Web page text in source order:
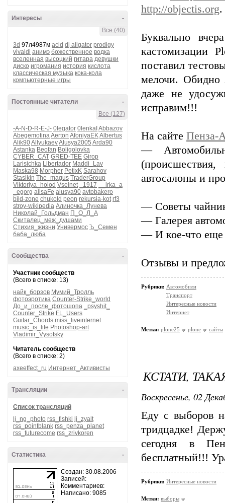
-
Интересы
Все (40)
3d 97л4987м acid dj aligator prodigy
vivaldi анимэ божественное водка
вселенная высоцкий гитара девушки
диско игромания история кислота
классическая музыка кока-кола
компьютерные игры
-
Постоянные читатели
Все (127)
-A-N-D-R-E-J- 0legator 0lenkaI Abbazov
AbegemotinaAerton AfoniyaEKAlbertus
Alik90AllyukaevAlusya2005 Arda90
Astanka Beofan Boligolovka
CYBER_CAT GRED-TEE Girop
Larisichka Libertador Maddi_Lav
Maska98 Morpher PetixK Sarahov
Stasikin The_magus TraderGroup
Viktoriya_holod Vseinet _1917
__irka_a
_egorg alisaFe alusya90 avtobakero
bild-zone chukold peon rekursia-kot rf3
stroy-wikipedia Алиночка_Лунева
Николай_Гольдман П_О_Л_А
Скиталец_меж_душами
Стихия_жизни Универмос Ъ_Семен
баба_люба
-
Сообщества
Участник сообществ
(Всего в списке: 13)
найк_борзов Мумий_Тролль
фотоэротика Counter-Strike_world
До_и_после_фотошопа
_psyshit_
Counter_Strike FL_Users
Guitar_Chords miss_liveinternet
music_is_life Photoshop-art
Vladimir_Vysotsky
Читатель сообществ
(Всего в списке: 2)
axeeffect_ru Интернет_Активисты
-
Трансляции
Список трансляций
lj_ng_photo rss_fishki lj_zyalt
rss_pointblank rss_penza_planet
rss_futurecome rss_zrivkoren
-
Статистика
Создан: 30.08.2006
Записей:
Комментариев:
Написано: 9085
http://objectis.org.
Буквально
кастомизации
поставил
мелочи. Обидно
даже не
исправим!!!
На сайте Пенза-
—
автосалоны и
— Советы
— Галерея
— И кое-что еще
Отзывы и
Рубрики: Автомобили
Транспорт
Интересные новости
Интернет
Метки: plone25 plone сайты
КСТАТИ,
Воскресенье, 02
Еду с выборов
тридцадке!
сегодня в
бесплатный!!!
Рубрики: Интересные новости
Метки: выборы